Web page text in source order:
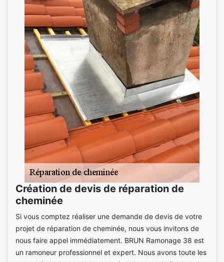
Création de devis de réparation de
cheminée
Si vous comptez réaliser une demande de devis de votre
projet de réparation de cheminée, nous vous invitons de
nous faire appel immédiatement. BRUN Ramonage 38 est
un ramoneur professionnel et expert. Nous avons toute les